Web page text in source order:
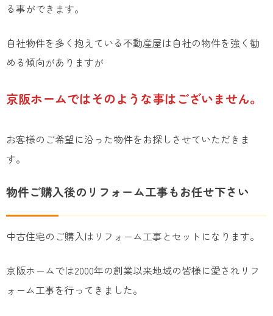
る事ができます。
自社物件を多く抱えている不動産屋は自社の物件を強く勧
める傾向がありますが
京阪ホームではそのような事はございません。
お客様のご希望に沿った物件をお探しさせていただきま
す。
物件ご購入後のリフォーム工事もお任せ下さい
中古住宅のご購入はリフォーム工事とセットになります。
京阪ホームでは2000年の創業以来地域の皆様に愛されリフ
ォーム工事を行ってきました。